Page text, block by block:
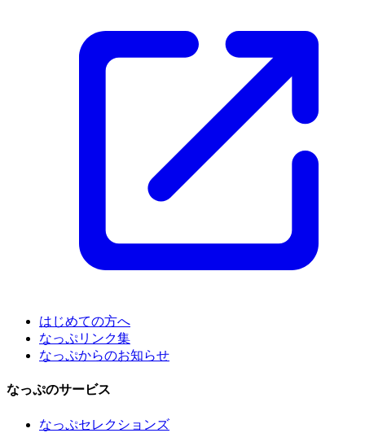
はじめての方へ
なっぷリンク集
なっぷからのお知らせ
なっぷのサービス
なっぷセレクションズ